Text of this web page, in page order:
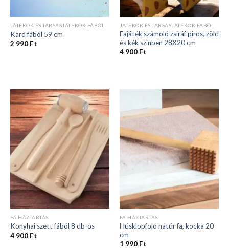
JÁTÉKOK ÉS TÁRSASJÁTÉKOK FÁBÓL
Kard fából 59 cm
2 990 Ft
JÁTÉKOK ÉS TÁRSASJÁTÉKOK FÁBÓL
Fajáték számoló zsiráf piros, zöld
és kék színben 28X20 cm
4 900 Ft
FA HÁZTARTÁS
Konyhai szett fából 8 db-os
4 900 Ft
FA HÁZTARTÁS
Húsklopfoló natúr fa, kocka 20
cm
1 990 Ft